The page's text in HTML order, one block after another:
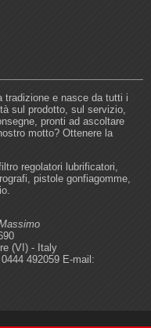
tradizione e nasce da tutti i
sul prodotto, sul servizio,
pronti ad ascoltare
motto? Ottenere la
regolatori lubrificatori,
pistole gonfiagomme,
(VI) - Italy
492059 E-mail: